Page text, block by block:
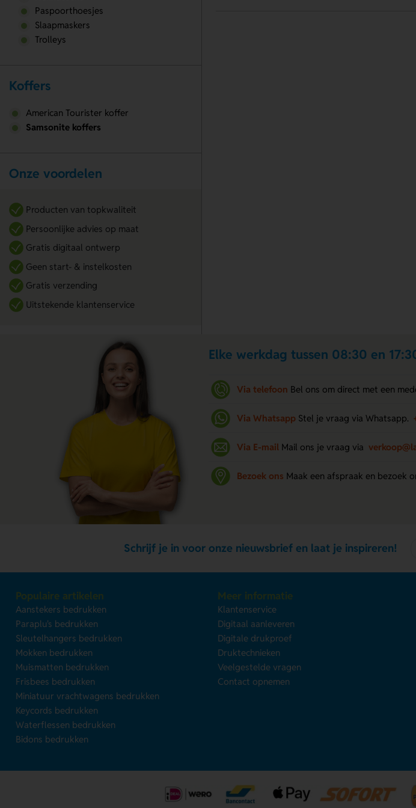
Paspoorthoesjes
Slaapmaskers
Trolleys
Koffers
American Tourister koffer
Samsonite koffers
Onze voordelen
Producten van topkwaliteit
Persoonlijke advies op maat
Gratis digitaal ontwerp
Geen start- & instelkosten
Gratis verzending
Uitstekende klantenservice
Elke werkdag tussen 08:30 en
Via telefoon Bel ons om direct met een
Via Whatsapp Stel je vraag via Whatsapp.
Via E-mail Mail ons je vraag via
Bezoek ons Maak een afspraak en bezoek
Schrijf je in voor onze nieuwsbrief en laat je inspireren!
Populaire artikelen
Aanstekers bedrukken
Paraplu's bedrukken
Sleutelhangers bedrukken
Mokken bedrukken
Muismatten bedrukken
Frisbees bedrukken
Miniatuur vrachtwagens bedrukken
Keycords bedrukken
Waterflessen bedrukken
Bidons bedrukken
Meer informatie
Klantenservice
Digitaal aanleveren
Digitale drukproef
Druktechnieken
Veelgestelde vragen
Contact opnemen